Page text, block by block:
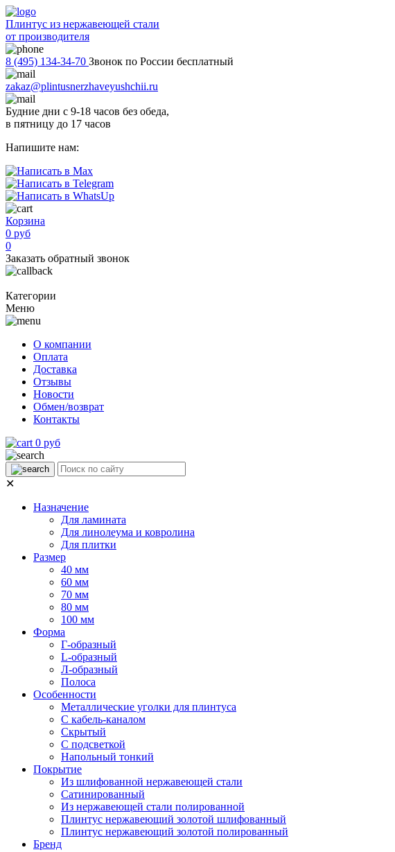
Плинтус из нержавеющей стали
от производителя
8 (495) 134-34-70 Звонок по России бесплатный
zakaz@plintusnerzhaveyushchii.ru
Будние дни с 9-18 часов без обеда,
в пятницу до 17 часов
Напишите нам:
Корзина
0 руб
0
Заказать обратный звонок
Категории
Меню
О компании
Оплата
Доставка
Отзывы
Новости
Обмен/возврат
Контакты
0 руб
✕
Назначение
Для ламината
Для линолеума и ковролина
Для плитки
Размер
40 мм
60 мм
70 мм
80 мм
100 мм
Форма
Г-образный
L-образный
Л-образный
Полоса
Особенности
Металлические уголки для плинтуса
С кабель-каналом
Скрытый
С подсветкой
Напольный тонкий
Покрытие
Из шлифованной нержавеющей стали
Сатинированный
Из нержавеющей стали полированной
Плинтус нержавеющий золотой шлифованный
Плинтус нержавеющий золотой полированный
Бренд